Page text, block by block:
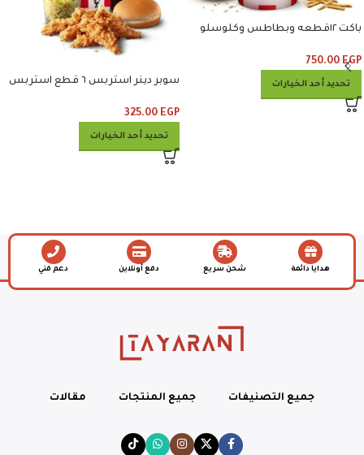
باكت ١٢قطعه وبطاطس وكلوسلو
750.00 EGP
تحديد أحد الخيارات
سوبر دينر استربس ٦ قطع استربس
325.00 EGP
تحديد أحد الخيارات
هدايا دائمة شحن سريع دفع أونلاين دعم فني
جميع التصنيفات جميع المنتجات مقالات